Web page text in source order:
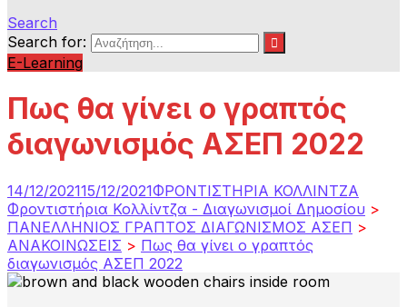
Search
Search for:
E-Learning
Πως θα γίνει ο γραπτός
διαγωνισμός ΑΣΕΠ 2022
14/12/202115/12/2021ΦΡΟΝΤΙΣΤΗΡΙΑ ΚΟΛΛΙΝΤΖΑ
Φροντιστήρια Κολλίντζα - Διαγωνισμοί Δημοσίου >
ΠΑΝΕΛΛΗΝΙΟΣ ΓΡΑΠΤΟΣ ΔΙΑΓΩΝΙΣΜΟΣ ΑΣΕΠ >
ΑΝΑΚΟΙΝΩΣΕΙΣ > Πως θα γίνει ο γραπτός
διαγωνισμός ΑΣΕΠ 2022